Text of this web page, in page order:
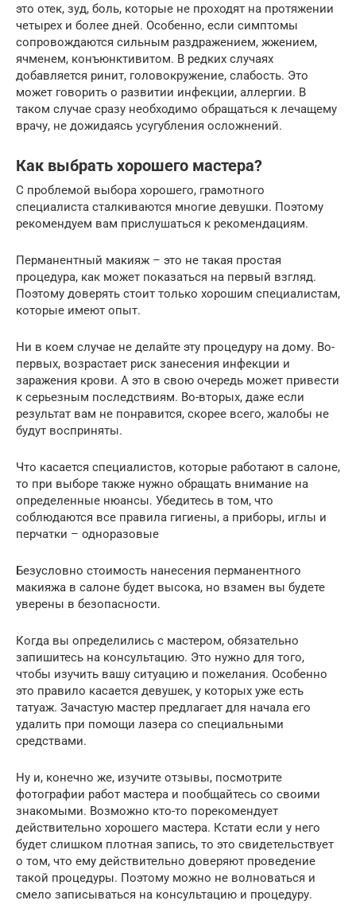
это отек, зуд, боль, которые не проходят на протяжении
четырех и более дней. Особенно, если симптомы
сопровождаются сильным раздражением, жжением,
ячменем, конъюнктивитом. В редких случаях
добавляется ринит, головокружение, слабость. Это
может говорить о развитии инфекции, аллергии. В
таком случае сразу необходимо обращаться к лечащему
врачу, не дожидаясь усугубления осложнений.
Как выбрать хорошего мастера?
С проблемой выбора хорошего, грамотного
специалиста сталкиваются многие девушки. Поэтому
рекомендуем вам прислушаться к рекомендациям.
Перманентный макияж – это не такая простая
процедура, как может показаться на первый взгляд.
Поэтому доверять стоит только хорошим специалистам,
которые имеют опыт.
Ни в коем случае не делайте эту процедуру на дому. Во-
первых, возрастает риск занесения инфекции и
заражения крови. А это в свою очередь может привести
к серьезным последствиям. Во-вторых, даже если
результат вам не понравится, скорее всего, жалобы не
будут восприняты.
Что касается специалистов, которые работают в салоне,
то при выборе также нужно обращать внимание на
определенные нюансы. Убедитесь в том, что
соблюдаются все правила гигиены, а приборы, иглы и
перчатки – одноразовые
Безусловно стоимость нанесения перманентного
макияжа в салоне будет высока, но взамен вы будете
уверены в безопасности.
Когда вы определились с мастером, обязательно
запишитесь на консультацию. Это нужно для того,
чтобы изучить вашу ситуацию и пожелания. Особенно
это правило касается девушек, у которых уже есть
татуаж. Зачастую мастер предлагает для начала его
удалить при помощи лазера со специальными
средствами.
Ну и, конечно же, изучите отзывы, посмотрите
фотографии работ мастера и пообщайтесь со своими
знакомыми. Возможно кто-то порекомендует
действительно хорошего мастера. Кстати если у него
будет слишком плотная запись, то это свидетельствует
о том, что ему действительно доверяют проведение
такой процедуры. Поэтому можно не волноваться и
смело записываться на консультацию и процедуру.